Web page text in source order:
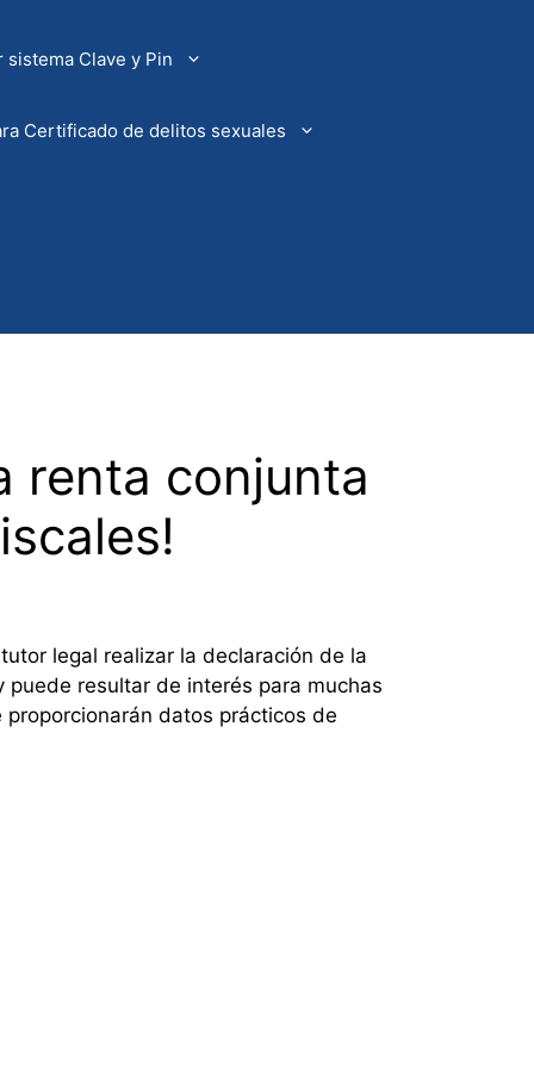
sistema Clave y Pin
Certificado de delitos sexuales
renta conjunta
legal realizar la declaración de la
resultar de interés para muchas
datos prácticos de